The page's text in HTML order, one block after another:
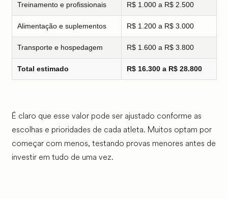
Treinamento e profissionais R$ 1.000 a R$ 2.500
Alimentação e suplementos R$ 1.200 a R$ 3.000
Transporte e hospedagem R$ 1.600 a R$ 3.800
Total estimado R$ 16.300 a R$ 28.800
É claro que esse valor pode ser ajustado conforme as
escolhas e prioridades de cada atleta. Muitos optam por
começar com menos, testando provas menores antes de
investir em tudo de uma vez.